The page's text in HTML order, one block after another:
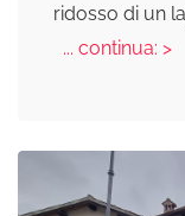
ridosso di un
... continua: >